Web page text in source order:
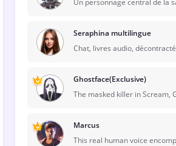
Seraphina multilingue
Chat, livres audio, décontracté
Ghostface(Exclusive)
Marcus